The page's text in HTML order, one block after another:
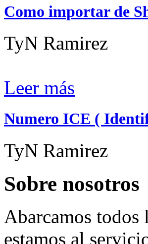
Como importar de
TyN Ramirez
Leer más
Numero ICE (
TyN Ramirez
Sobre nosotros
Abarcamos
estamos al